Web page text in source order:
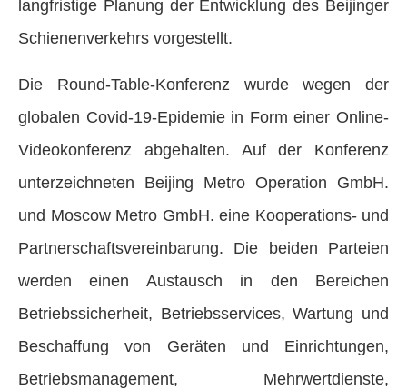
langfristige Planung der Entwicklung des Beijinger
Schienenverkehrs vorgestellt.
Die Round-Table-Konferenz wurde wegen der
globalen Covid-19-Epidemie in Form einer Online-
Videokonferenz abgehalten. Auf der Konferenz
unterzeichneten Beijing Metro Operation GmbH.
und Moscow Metro GmbH. eine Kooperations- und
Partnerschaftsvereinbarung. Die beiden Parteien
werden einen Austausch in den Bereichen
Betriebssicherheit, Betriebsservices, Wartung und
Beschaffung von Geräten und Einrichtungen,
Betriebsmanagement, Mehrwertdienste,